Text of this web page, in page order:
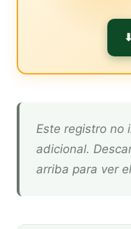
Este registro no incluye descripción
adicional.
arriba para ver